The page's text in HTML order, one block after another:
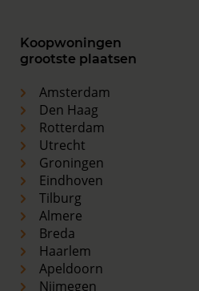
Koopwoningen
grootste plaatsen
Amsterdam
Den Haag
Rotterdam
Utrecht
Groningen
Eindhoven
Tilburg
Almere
Breda
Haarlem
Apeldoorn
Nijmegen